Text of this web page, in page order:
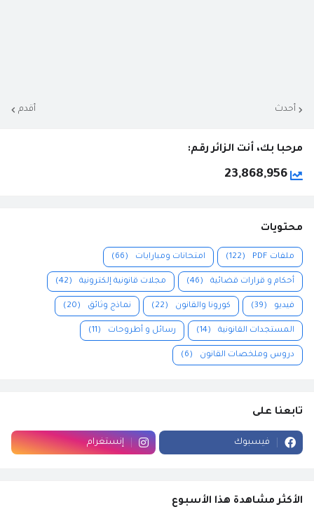
أحدث أقدم
مرحبا بك، أنت الزائر رقم:
23,868,956
محتويات
ملفات PDF (122) امتحانات ومبارايات (66)
أحكام و قرارات قضائية (46) مجلات قانونية إلكترونية (42)
فيديو (39) كورونا والقانون (22) نماذج وثائق (20)
المستجدات القانونية (14) رسائل و أطروحات (11)
دروس وملخصات القانون (6)
تابعنا على
فيسبوك إنستغرام
الأكثر مشاهدة هذا الأسبوع